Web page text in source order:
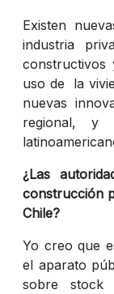
Existen
industria
constructivos
uso de la
nuevas
regional,
¿Las
construcción
Chile?
Yo creo que
el aparato
sobre stock